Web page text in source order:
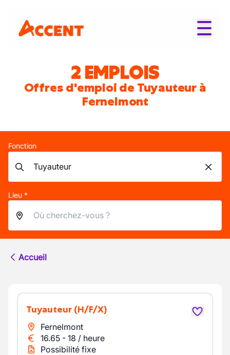
2 EMPLOIS
Offres d'emploi de Tuyauteur à
Fernelmont
Fonction
Lieu *
Accueil
Tuyauteur (H/F/X)
Fernelmont
16.65 - 18 / heure
Possibilité fixe